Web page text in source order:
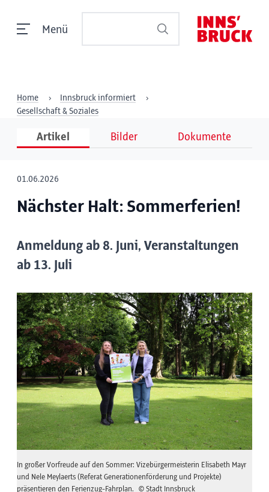
Menü
Home
Innsbruck informiert
Gesellschaft & Soziales
Artikel Bilder Dokumente
01.06.2026
Nächster Halt: Sommerferien!
Anmeldung ab 8. Juni, Veranstaltungen
ab 13. Juli
In großer Vorfreude auf den Sommer: Vizebürgermeisterin Elisabeth Mayr
und Nele Meylaerts (Referat Generationenförderung und Projekte)
präsentieren den Ferienzug-Fahrplan.
© Stadt Innsbruck